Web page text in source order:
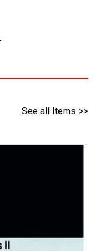
See all Items